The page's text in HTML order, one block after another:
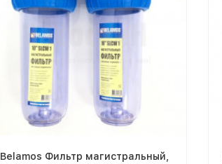
Belamos Фильтр магистральный,